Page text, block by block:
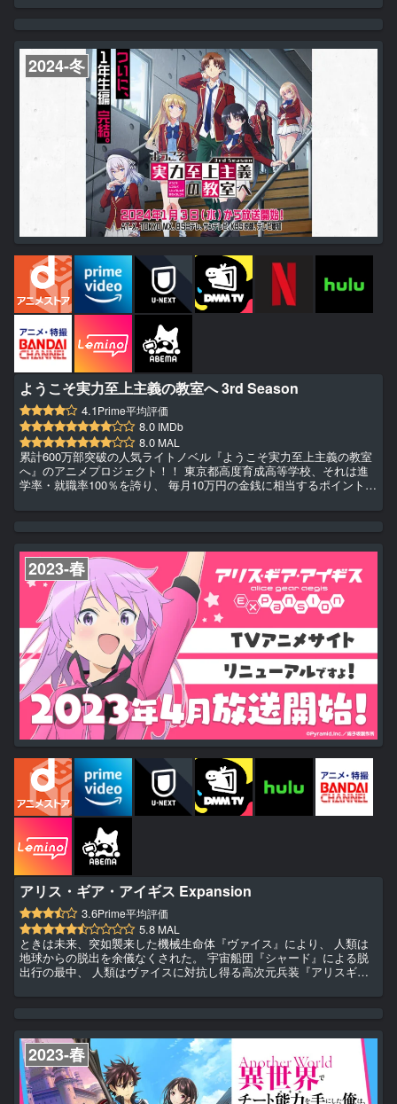
クセ強人間教師・晴明と、個性が大渋滞の妖怪生徒＆先生たちの、奇
2024-冬
ようこそ実力至上主義の教室へ 3rd Season
4.1Prime平均評価
8.0 IMDb
8.0 MAL
累計600万部突破の人気ライトノベル『ようこそ実力至上主義の教室
へ』のアニメプロジェクト！！ 東京都高度育成高等学校、それは進
学率・就職率100％を誇り、 毎月10万円の金銭に相当するポイントが
のみが好待遇を受けられる実力至上主義の学校であった。 3学期を迎
行われる特別試験。 その名の通り、男女別に分かれ、必ず複...
2023-春
アリス・ギア・アイギス Expansion
3.6Prime平均評価
5.8 MAL
ときは未来、突如襲来した機械生命体『ヴァイス』により、 人類は
地球からの脱出を余儀なくされた。 宇宙船団『シャード』による脱
出行の最中、 人類はヴァイスに対抗し得る高次元兵装『アリスギ
優れた女性達は『アクトレス』と呼ばれた。 やがて時が経ち、対ヴ
『アリスギア』を纏いし少女たちが、 宇宙を放浪する人類を救う
物...
2023-春